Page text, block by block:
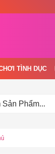
TÌNH DỤC